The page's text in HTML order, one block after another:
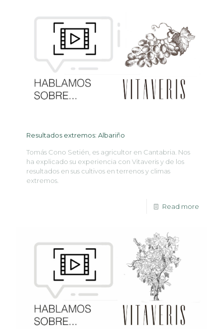
Resultados extremos: Albariño
Tomás Cono Setién, es agricultor en Cantabria. Nos
ha explicado su experiencia con Vitaveris y de los
resultados en sus cultivos en terrenos y climas
extremos.
Read more